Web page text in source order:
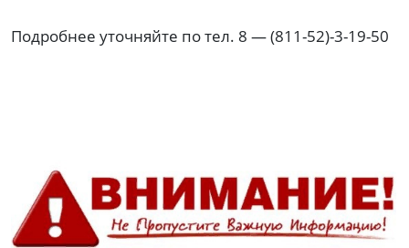
Подробнее уточняйте по тел. 8 — (811-52)-3-19-50